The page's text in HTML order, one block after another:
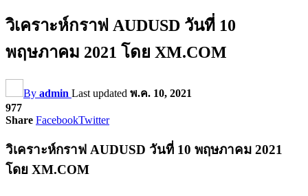
วิเคราะห์กราฟ AUDUSD วันที่ 10
พฤษภาคม 2021 โดย XM.COM
By admin Last updated พ.ค. 10, 2021
977
Share FacebookTwitter
วิเคราะห์กราฟ AUDUSD วันที่ 10 พฤษภาคม 2021
โดย XM.COM